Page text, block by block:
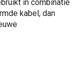
in combinatie
kabel, dan